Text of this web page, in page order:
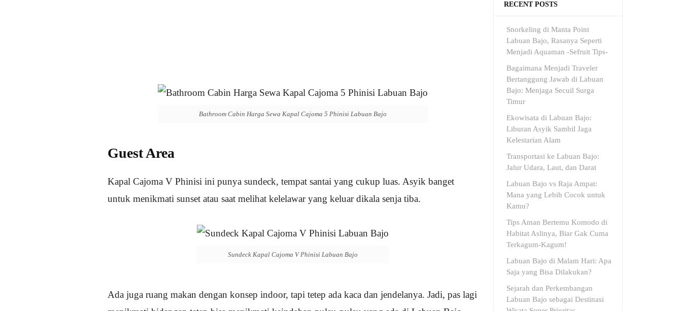
Bathroom Cabin Harga Sewa Kapal Cajoma 5 Phinisi Labuan Bajo
Guest Area
Kapal Cajoma V Phinisi ini punya sundeck, tempat santai yang cukup luas. Asyik banget
untuk menikmati sunset atau saat melihat kelelawar yang keluar dikala senja tiba.
Sundeck Kapal Cajoma V Phinisi Labuan Bajo
Ada juga ruang makan dengan konsep indoor, tapi tetep ada kaca dan jendelanya. Jadi, pas lagi
RECENT POSTS
Snorkeling di Manta Point
Labuan Bajo, Rasanya Seperti
Menjadi Aquaman -Sefruit Tips-
Bagaimana Menjadi Traveler
Bertanggung Jawab di Labuan
Bajo: Menjaga Secuil Surga
Timur
Ekowisata di Labuan Bajo:
Liburan Asyik Sambil Jaga
Kelestarian Alam
Transportasi ke Labuan Bajo:
Jalur Udara, Laut, dan Darat
Labuan Bajo vs Raja Ampat:
Mana yang Lebih Cocok untuk
Kamu?
Tips Aman Bertemu Komodo di
Habitat Aslinya, Biar Gak Cuma
Terkagum-Kagum!
Labuan Bajo di Malam Hari: Apa
Saja yang Bisa Dilakukan?
Sejarah dan Perkembangan
Labuan Bajo sebagai Destinasi